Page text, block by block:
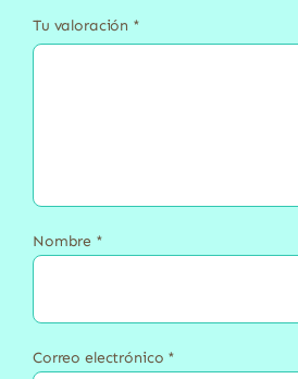
Tu valoración *
Nombre *
Correo electrónico *